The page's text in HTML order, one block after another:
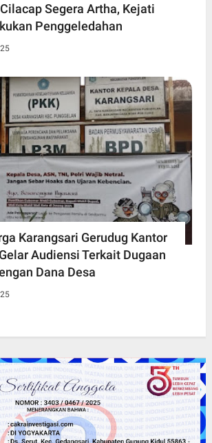
Segera Artha, Kejati
Penggeledahan
Karangsari Gerudug Kantor
Audiensi Terkait Dugaan
Dana Desa